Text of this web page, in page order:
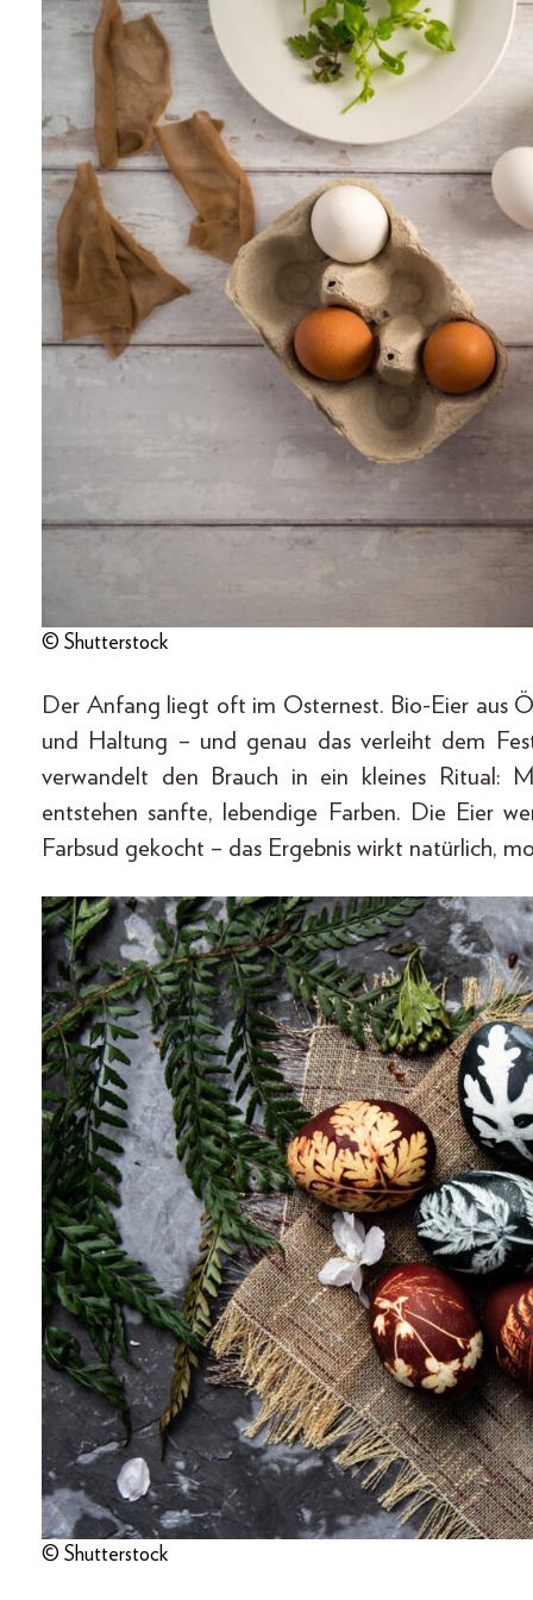
© Shutterstock
Der Anfang liegt oft im Osternest. Bio-Eier aus
und Haltung – und genau das verleiht dem
verwandelt den Brauch in ein kleines Ritual:
entstehen sanfte, lebendige Farben. Die Eier
Farbsud gekocht – das Ergebnis wirkt natürlich,
© Shutterstock